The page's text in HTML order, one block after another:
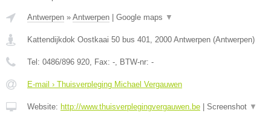
Antwerpen » Antwerpen Google maps ▼
Kattendijkdok Oostkaai 50 bus 401, 2000 Antwerpen (Antwerpen)
Tel: 0486/896 920, Fax: -, BTW-nr: -
E-mail › Thuisverpleging Michael Vergauwen
Website: http://www.thuisverplegingvergauwen.be Screenshot ▼